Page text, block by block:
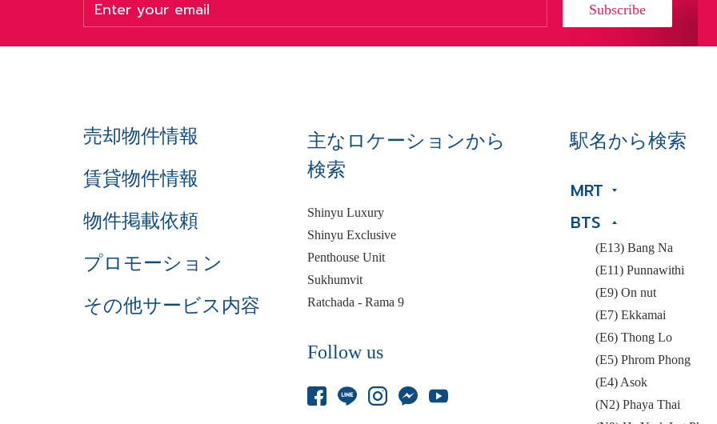
Subscribe
売却物件情報
賃貸物件情報
物件掲載依頼
プロモーション
その他サービス内容
主なロケーションから
検索
Shinyu Luxury
Shinyu Exclusive
Penthouse Unit
Sukhumvit
Ratchada - Rama 9
Follow us
駅名から検索
MRT
BTS
(E13) Bang Na
(E11) Punnawithi
(E9) On nut
(E7) Ekkamai
(E6) Thong Lo
(E5) Phrom Phong
(E4) Asok
(N2) Phaya Thai